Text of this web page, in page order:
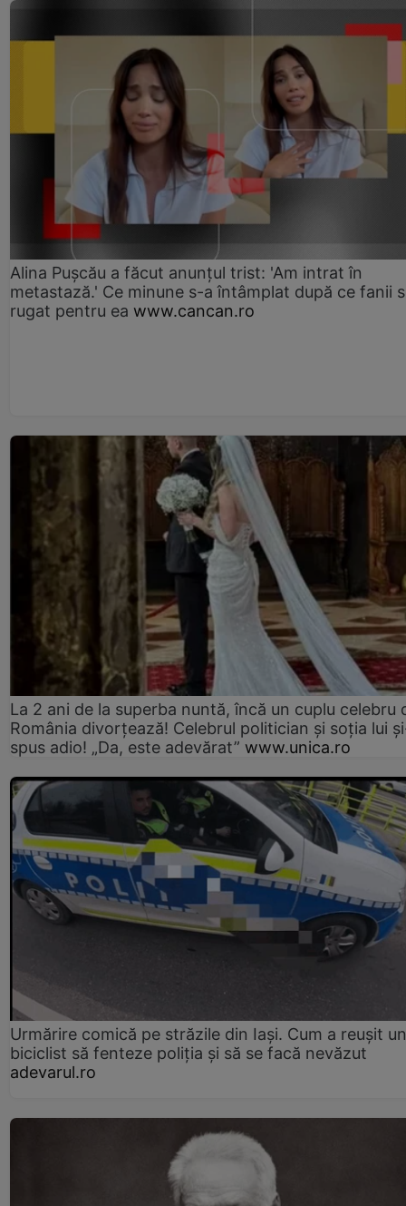
Alina Pușcău a făcut anunțul trist: 'Am intrat în
metastază.' Ce minune s-a întâmplat după ce fanii
rugat pentru ea www.cancan.ro
La 2 ani de la superba nuntă, încă un cuplu celebru
România divorțează! Celebrul politician și soția lui
spus adio! „Da, este adevărat” www.unica.ro
Urmărire comică pe străzile din Iași. Cum a reușit un
biciclist să fenteze poliția și să se facă nevăzut
adevarul.ro